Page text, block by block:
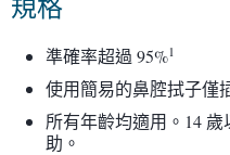
準確率超過 95%1
使用簡易的鼻腔拭子僅
所有年齡均適用。14
助。